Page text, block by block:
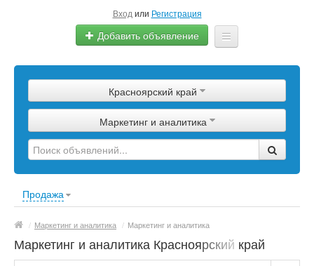
Вход или Регистрация
Добавить объявление
Сырье
Изделия
Оборудование
Красноярский край
Маркетинг и аналитика
Продажа
/ Маркетинг и аналитика / Маркетинг и аналитика
Маркетинг и аналитика Красноярский край